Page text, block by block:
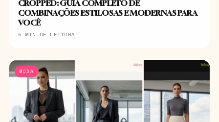
CROPPED: GUIA COMPLETO DE
COMBINAÇÕES ESTILOSAS E MODERNAS PARA
VOCÊ
5 MIN DE LEITURA
MODA